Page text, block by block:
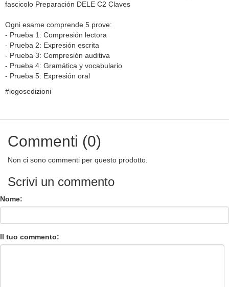
fascicolo Preparación DELE C2 Claves
Ogni esame comprende 5 prove:
- Prueba 1: Compresión lectora
- Prueba 2: Expresión escrita
- Prueba 3: Compresión auditiva
- Prueba 4: Gramática y vocabulario
- Prueba 5: Expresión oral
#logosedizioni
Commenti (0)
Non ci sono commenti per questo prodotto.
Scrivi un commento
Nome:
Il tuo commento: